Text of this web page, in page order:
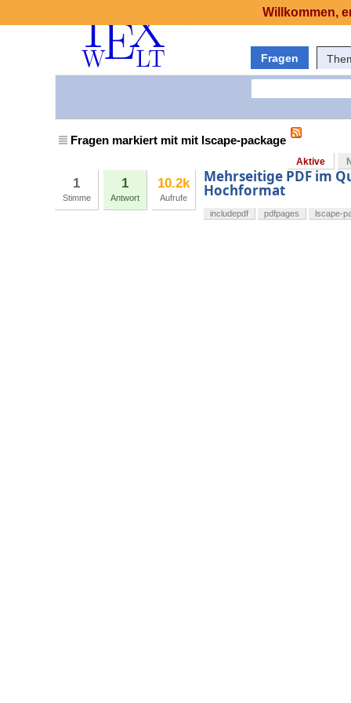
Fragen
Fragen markiert mit mit lscape-package
Aktive
1
Stimme
1
Antwort
10.2k
Aufrufe
Mehrseitige PDF im
Hochformat
includepdf pdfpages lscape-
Willkommen,